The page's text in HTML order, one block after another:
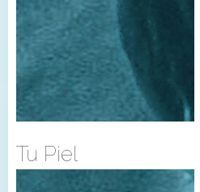
Tu Piel